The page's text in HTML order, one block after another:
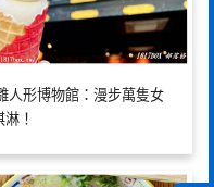
人形博物館：漫步萬隻女
！